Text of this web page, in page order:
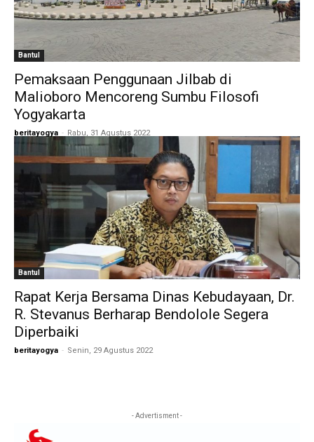
Bantul
Pemaksaan Penggunaan Jilbab di
Malioboro Mencoreng Sumbu Filosofi
Yogyakarta
beritayogya - Rabu, 31 Agustus 2022
Bantul
Rapat Kerja Bersama Dinas Kebudayaan, Dr.
R. Stevanus Berharap Bendolole Segera
Diperbaiki
beritayogya - Senin, 29 Agustus 2022
- Advertisment -